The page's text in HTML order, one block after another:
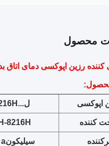
محصول
رزین اپوکسی دمای اتاق
اپوکسی ل...
کننده 8216H
سیلیکونa